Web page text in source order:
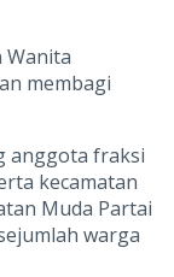
Wanita
membagi
anggota fraksi
kecamatan
Muda Partai
warga